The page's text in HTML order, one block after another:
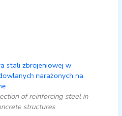
stali zbrojeniowej w
narażonych na
of reinforcing steel in
structures